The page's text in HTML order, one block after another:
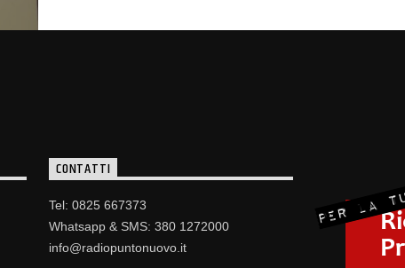
CONTATTI
Tel: 0825 667373
Whatsapp & SMS: 380 1272000
info@radiopuntonuovo.it